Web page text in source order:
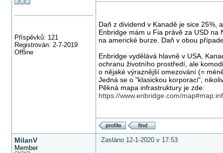
Příspěvků: 121
Registrován: 2-7-2019
Offline
Daň z dividend v Kanadě je sice 25%,
Enbridge mám u Fia právě za USD na
na americké burze. Daň v obou
Enbridge vydělává hlavně v USA,
ochranu životního prostředí, ale
o nějaké výraznější omezování (=
Jedná se o "klasickou korporaci",
Pěkná mapa infrastruktury je zde:
https://www.enbridge.com/
MilanV
Member
Zasláno 12-1-2020 v 17:53